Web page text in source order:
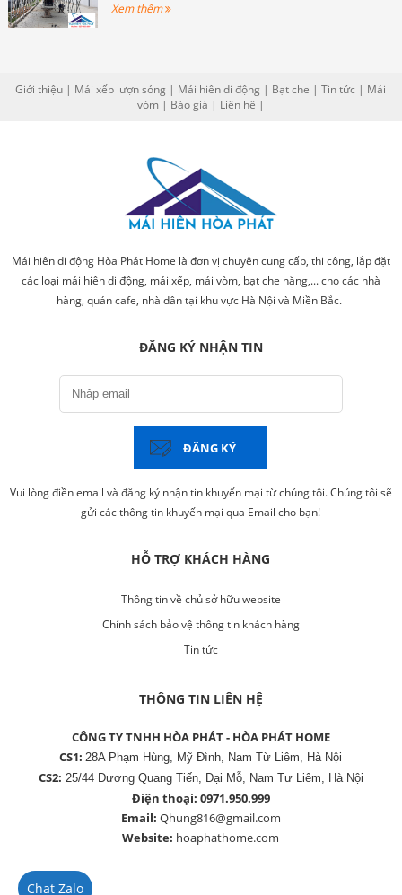
Xem thêm
Giới thiệu | Mái xếp lượn sóng | Mái hiên di động | Bạt che |Tin tức | Mái
vòm| Báo giá | Liên hệ |
Mái hiên di động Hòa Phát Home là đơn vị chuyên cung cấp, thi công, lắp đặt
các loại mái hiên di động, mái xếp, mái vòm, bạt che nắng,... cho các nhà
hàng, quán cafe, nhà dân tại khu vực Hà Nội và Miền Bắc.
ĐĂNG KÝ NHẬN TIN
ĐĂNG KÝ
Vui lòng điền email và đăng ký nhận tin khuyến mại từ chúng tôi. Chúng tôi sẽ
gửi các thông tin khuyến mại qua Email cho bạn!
HỖ TRỢ KHÁCH HÀNG
Thông tin về chủ sở hữu website
Chính sách bảo vệ thông tin khách hàng
Tin tức
THÔNG TIN LIÊN HỆ
CÔNG TY TNHH HÒA PHÁT - HÒA PHÁT HOME
CS1:28A Phạm Hùng, Mỹ Đình, Nam Từ Liêm, Hà Nội
CS2: 25/44 Đương Quang Tiến, Đại Mỗ, Nam Tư Liêm, Hà Nội
Điện thoại: 0971.950.999
Email: Qhung816@gmail.com
Website: hoaphathome.com
Chat Zalo